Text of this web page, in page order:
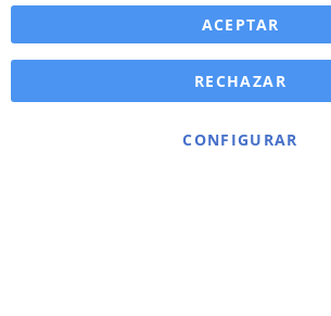
ACEPTAR
CONFIGURAR
RECHAZAR